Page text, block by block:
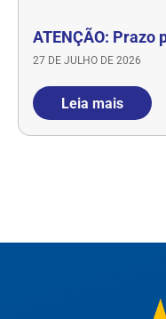
ATENÇÃO:
27 DE JULHO DE 2026
Leia mais